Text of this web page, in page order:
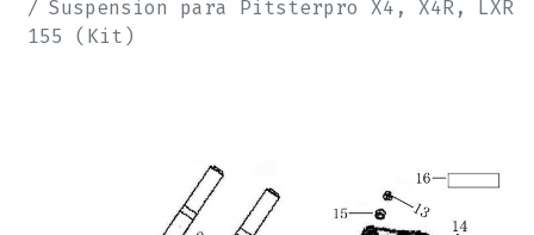
Suspension para Pitsterpro X4, X4R, LXR
155 (Kit)